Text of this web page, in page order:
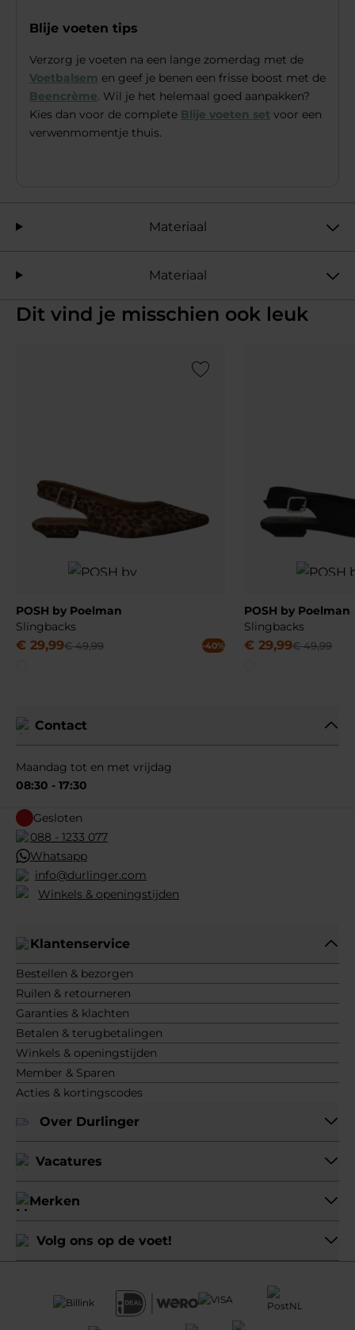
Blije voeten tips
Verzorg je voeten na een lange zomerdag met de
Voetbalsem en geef je benen een frisse boost met de
Beencrème. Wil je het helemaal goed aanpakken?
Kies dan voor de complete Blije voeten set voor een
verwenmomentje thuis.
Materiaal
Materiaal
Dit vind je misschien ook leuk
Add to Wishlist
POSH by Poelman
Slingbacks
€ 29,99€ 49,99 -40%
POSH by Poelman
Slingbacks
€ 29,99€ 49,99
Contact
Maandag tot en met vrijdag
08:30 - 17:30
Gesloten
088 - 1233 077
Whatsapp
info@durlinger.com
Winkels & openingstijden
Klantenservice
Bestellen & bezorgen
Ruilen & retourneren
Garanties & klachten
Betalen & terugbetalingen
Winkels & openingstijden
Member & Sparen
Acties & kortingscodes
Over Durlinger
Vacatures
Merken
Volg ons op de voet!